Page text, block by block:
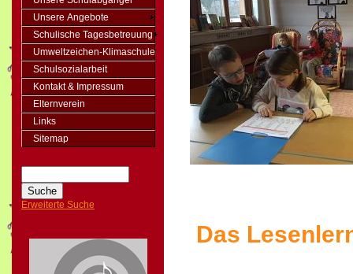
Unsere Angebote
Schulische Tagesbetreuung
Umweltzeichen-Klimaschule
Schulsozialarbeit
Kontakt & Impressum
Elternverein
Links
Sitemap
Erweiterte Suche
Das